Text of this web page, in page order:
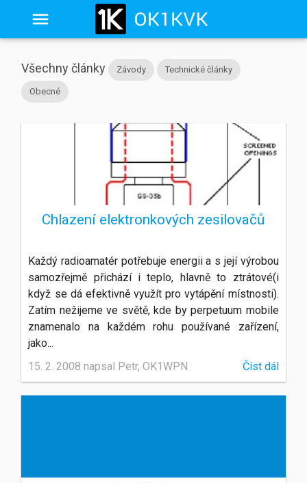
Všechny články Závody Technické články
Obecné
Chlazení elektronkových zesilovačů
Každý radioamatér potřebuje energii a s její výrobou
samozřejmě přichází i teplo, hlavně to ztrátové(i
když se dá efektivně využít pro vytápění místnosti).
Zatím nežijeme ve světě, kde by perpetuum mobile
znamenalo na každém rohu používané zařízení,
jako...
15. 2. 2008 napsal Petr, OK1WPN
Číst dál